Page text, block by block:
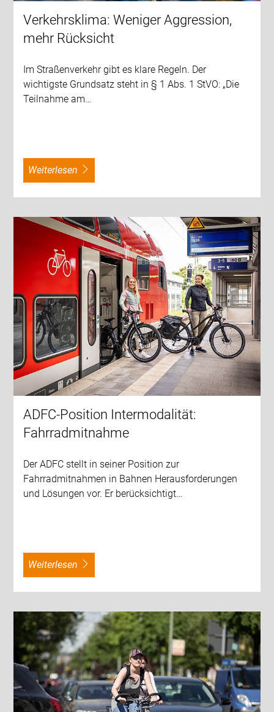
Verkehrsklima: Weniger Aggression,
mehr Rücksicht
Im Straßenverkehr gibt es klare Regeln. Der
wichtigste Grundsatz steht in § 1 Abs. 1 StVO: „Die
Teilnahme am…
weiterlesen
ADFC-Position Intermodalität:
Fahrradmitnahme
Der ADFC stellt in seiner Position zur
Fahrradmitnahmen in Bahnen Herausforderungen
und Lösungen vor. Er berücksichtigt…
weiterlesen